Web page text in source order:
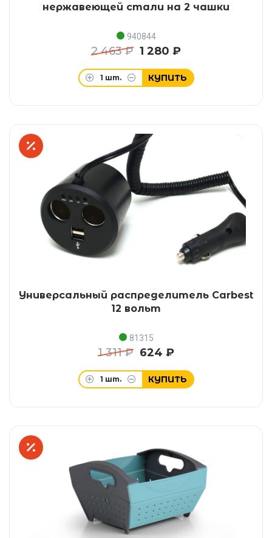
нержавеющей стали на 2 чашки
940844
2 463 ₽ 1 280 ₽
1 шт. КУПИТЬ
Универсальный распределитель Carbest
12 вольт
81315
1 311 ₽ 624 ₽
1 шт. КУПИТЬ